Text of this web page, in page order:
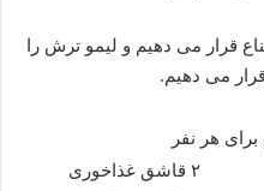
قرار می دهیم و لیمو ترش را
می دهیم.
برای هر نفر
۲ قاشق غذاخوری